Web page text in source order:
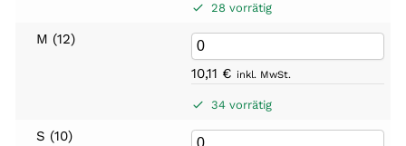
28 vorrätig
M (12)
10,11 € inkl. MwSt.
34 vorrätig
S (10)